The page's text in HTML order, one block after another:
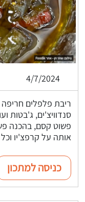
4/7/2024
ריבת פלפלים
סנדוויצ'ים, ג'בטות
פשוט קסם, בהכנה
אותה על קרפצ'יו
כניסה למתכון